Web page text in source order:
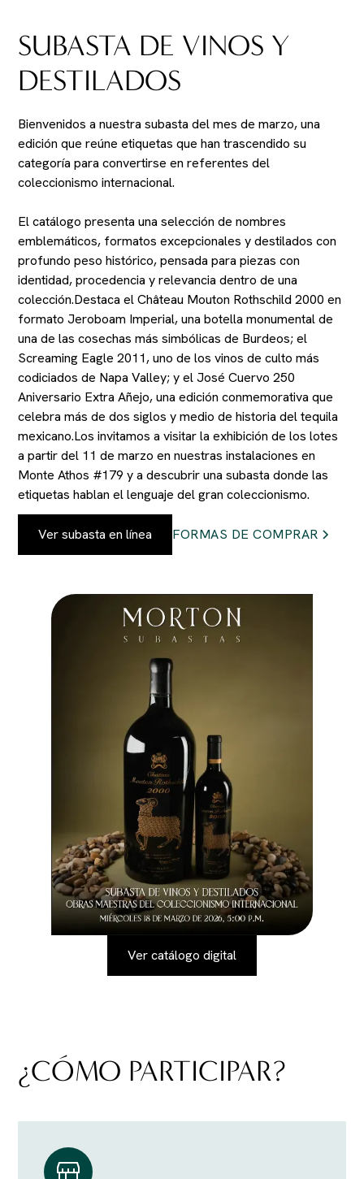
SUBASTA DE VINOS Y
DESTILADOS
Bienvenidos a nuestra subasta del mes de marzo, una
edición que reúne etiquetas que han trascendido su
categoría para convertirse en referentes del
coleccionismo internacional.
El catálogo presenta una selección de nombres
emblemáticos, formatos excepcionales y destilados con
profundo peso histórico, pensada para piezas con
identidad, procedencia y relevancia dentro de una
colección.Destaca el Château Mouton Rothschild 2000 en
formato Jeroboam Imperial, una botella monumental de
una de las cosechas más simbólicas de Burdeos; el
Screaming Eagle 2011, uno de los vinos de culto más
codiciados de Napa Valley; y el José Cuervo 250
Aniversario Extra Añejo, una edición conmemorativa que
celebra más de dos siglos y medio de historia del tequila
mexicano.Los invitamos a visitar la exhibición de los lotes
a partir del 11 de marzo en nuestras instalaciones en
Monte Athos #179 y a descubrir una subasta donde las
etiquetas hablan el lenguaje del gran coleccionismo.
Ver subasta en línea FORMAS DE COMPRAR
Ver catálogo digital
¿CÓMO PARTICIPAR?